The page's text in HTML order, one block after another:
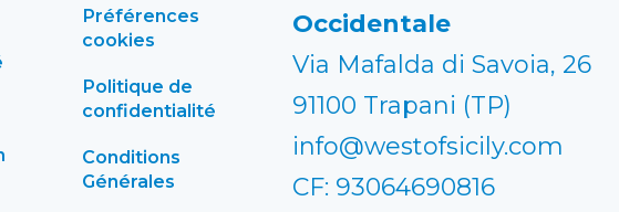
Préférences
cookies
Politique de
confidentialité
Conditions
Générales
Occidentale
Via Mafalda di Savoia, 26
91100 Trapani (TP)
info@westofsicily.com
CF: 93064690816